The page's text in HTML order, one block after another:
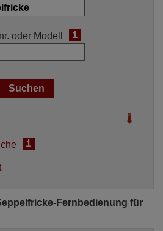
oder Modell i
i
Fernbedienung für